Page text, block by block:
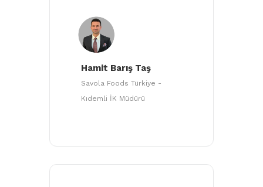
Hamit Barış Taş
Savola Foods Türkiye -
Kıdemli İK Müdürü